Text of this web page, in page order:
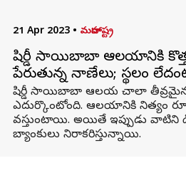
21 Apr 2023 • మహారాష్ట్ర
షిర్డీ సాయిబాబా ఆలయానికి కొత్త
పేరుతున్న నాణేలు; స్థలం
షిర్డీ సాయిబాబా ఆలయ చాలా తీవ్రమైన
ఎదుర్కొంటోంది. ఆలయానికి నిత్యం
వస్తుంటాయి. అయితే ఇప్పుడు వాటిని
బ్యాంకులు నిరాకరిస్తున్నాయి.